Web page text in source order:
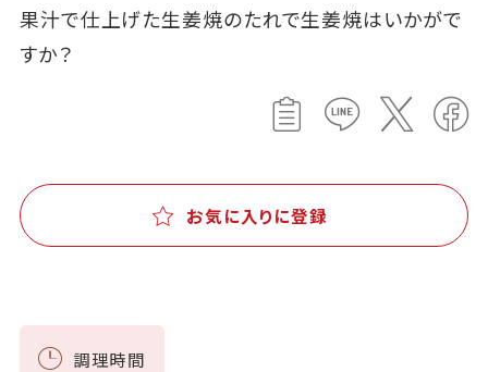
果汁で仕上げた生姜焼のたれで生姜焼はいかがで
すか？
お気に入りに登録
調理時間